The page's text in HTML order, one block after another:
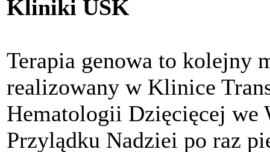
Kliniki USK
Terapia genowa to kolejny
realizowany w Klinice
Hematologii Dzięcięcej we
Przylądku Nadziei po raz